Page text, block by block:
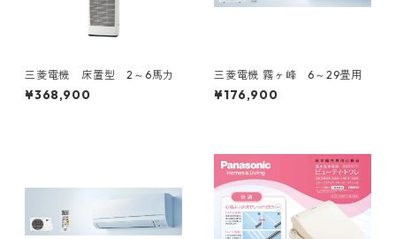
三菱電機 床置型 2～6馬力
¥368,900
三菱電機 霧ヶ峰 6～29畳用
¥176,900